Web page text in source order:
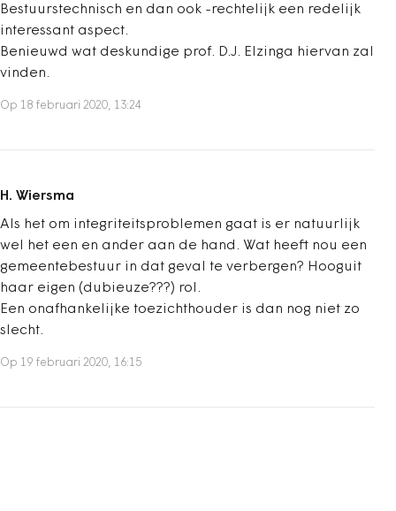
Bestuurstechnisch en dan ook -rechtelijk een redelijk
interessant aspect.
Benieuwd wat deskundige prof. D.J. Elzinga hiervan zal
vinden.
Op 18 februari 2020, 13:24
H. Wiersma
Als het om integriteitsproblemen gaat is er natuurlijk
wel het een en ander aan de hand. Wat heeft nou een
gemeentebestuur in dat geval te verbergen? Hooguit
haar eigen (dubieuze???) rol.
Een onafhankelijke toezichthouder is dan nog niet zo
slecht.
Op 19 februari 2020, 16:15